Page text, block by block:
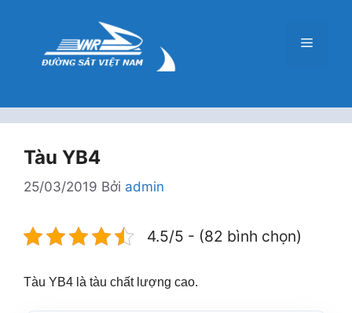
Menu
Tàu YB4
25/03/2019 Bởi admin
4.5/5 - (82 bình chọn)
Tàu YB4 là tàu chất lượng cao.